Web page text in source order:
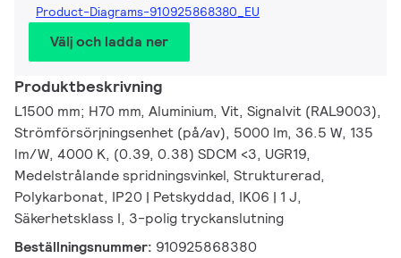
Product-Diagrams-910925868380_EU
Välj och ladda ner
Produktbeskrivning
L1500 mm; H70 mm, Aluminium, Vit, Signalvit (RAL9003),
Strömförsörjningsenhet (på/av), 5000 lm, 36.5 W, 135
lm/W, 4000 K, (0.39, 0.38) SDCM <3, UGR19,
Medelstrålande spridningsvinkel, Strukturerad,
Polykarbonat, IP20 | Petskyddad, IK06 | 1 J,
Säkerhetsklass I, 3-polig tryckanslutning
Beställningsnummer: 910925868380